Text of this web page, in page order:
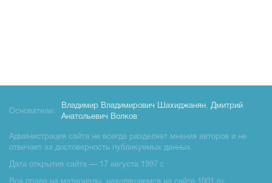
Основатели:
Владимир Владимирович Шахиджанян, Дмитрий
Анатольевич Волков
Администрация сайта не всегда разделяет мнения авторов и не
отвечает за достоверность публикуемых данных.
Дата открытия сайта — 17 августа 1997 г.